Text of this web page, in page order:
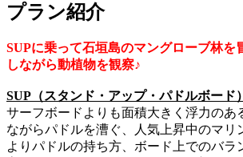
プラン紹介
SUPに乗って石垣島のマングローブ林を
しながら動植物を観察♪
SUP（スタンド・アップ・パドルボード
サーフボードよりも面積大きく浮力のあ
ながらパドルを漕ぐ、人気上昇中のマリ
よりパドルの持ち方、ボード上でのバラ